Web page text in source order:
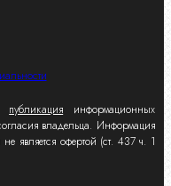
публикация информационных
владельца. Информация
является офертой (ст. 437 ч. 1